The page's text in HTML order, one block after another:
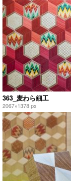
363_麦わら細工
2067×1378 px